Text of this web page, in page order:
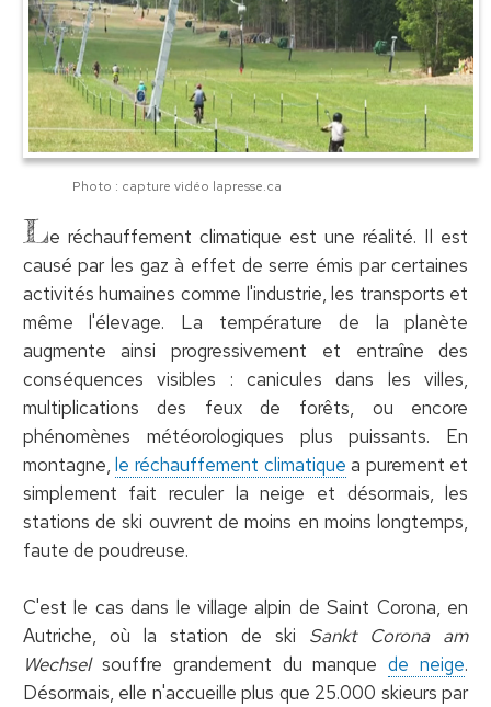
Photo : capture vidéo lapresse.ca
Le réchauffement climatique est une réalité. Il est
causé par les gaz à effet de serre émis par certaines
activités humaines comme l'industrie, les transports et
même l'élevage. La température de la planète
augmente ainsi progressivement et entraîne des
conséquences visibles : canicules dans les villes,
multiplications des feux de forêts, ou encore
phénomènes météorologiques plus puissants. En
montagne,le réchauffement climatique a purement et
simplement fait reculer la neige et désormais, les
stations de ski ouvrent de moins en moins longtemps,
faute de poudreuse.
C'est le cas dans le village alpin de Saint Corona, en
Autriche, où la station de ski Sankt Corona am
Wechselsouffre grandement du manquede neige.
Désormais, elle n'accueille plus que 25.000 skieurs par